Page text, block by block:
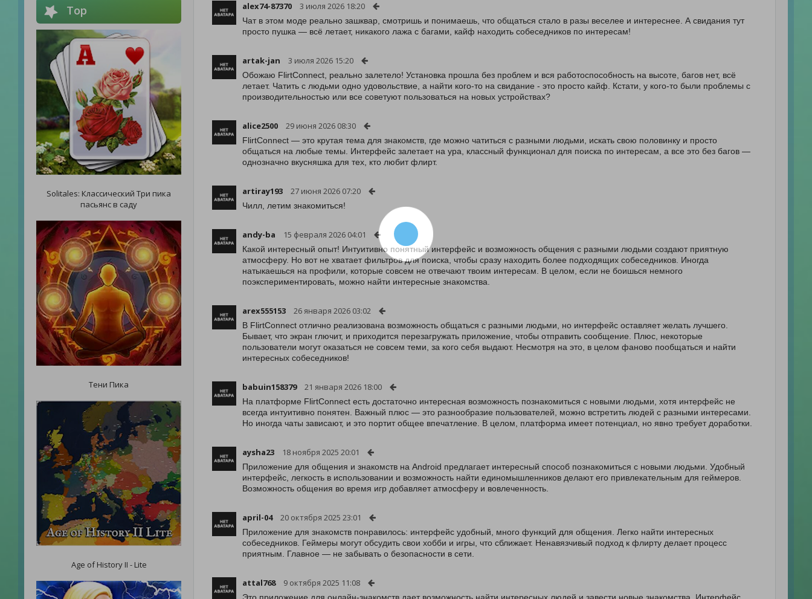
Top
Solitales: Классический Три пика
пасьянс в саду
Тени Пика
Age of History II - Lite
alex74-87370 3 июля 2026 18:20
Чат в этом моде реально зашквар, смотришь и понимаешь, что общаться стало в разы веселее и интереснее. А свидания тут
просто пушка — всё летает, никакого лажа с багами, кайф находить собеседников по интересам!
artak-jan 3 июля 2026 15:20
Обожаю FlirtConnect, реально залетело! Установка прошла без проблем и вся работоспособность на высоте, багов нет, всё
летает. Чатить с людьми одно удовольствие, а найти кого-то на свидание - это просто кайф. Кстати, у кого-то были проблемы с
производительностью или все советуют пользоваться на новых устройствах?
alice2500 29 июня 2026 08:30
FlirtConnect — это крутая тема для знакомств, где можно чатиться с разными людьми, искать свою половинку и просто
общаться на любые темы. Интерфейс залетает на ура, классный функционал для поиска по интересам, а все это без багов —
однозначно вкусняшка для тех, кто любит флирт.
artiray193 27 июня 2026 07:20
Чилл, летим знакомиться!
andy-ba 15 февраля 2026 04:01
Какой интересный опыт! Интуитивно понятный интерфейс и возможность общения с разными людьми создают приятную
атмосферу. Но вот не хватает фильтров для поиска, чтобы сразу находить более подходящих собеседников. Иногда
натыкаешься на профили, которые совсем не отвечают твоим интересам. В целом, если не боишься немного
поэкспериментировать, можно найти интересные знакомства.
arex555153 26 января 2026 03:02
В FlirtConnect отлично реализована возможность общаться с разными людьми, но интерфейс оставляет желать лучшего.
Бывает, что экран глючит, и приходится перезагружать приложение, чтобы отправить сообщение. Плюс, некоторые
пользователи могут оказаться не совсем теми, за кого себя выдают. Несмотря на это, в целом фаново пообщаться и найти
интересных собеседников!
babuin158379 21 января 2026 18:00
На платформе FlirtConnect есть достаточно интересная возможность познакомиться с новыми людьми, хотя интерфейс не
всегда интуитивно понятен. Важный плюс — это разнообразие пользователей, можно встретить людей с разными интересами.
Но иногда чаты зависают, и это портит общее впечатление. В целом, платформа имеет потенциал, но явно требует доработки.
aysha23 18 ноября 2025 20:01
Приложение для общения и знакомств на Android предлагает интересный способ познакомиться с новыми людьми. Удобный
интерфейс, легкость в использовании и возможность найти единомышленников делают его привлекательным для геймеров.
Возможность общения во время игр добавляет атмосферу и вовлеченность.
april-04 20 октября 2025 23:01
Приложение для знакомств понравилось: интерфейс удобный, много функций для общения. Легко найти интересных
собеседников. Геймеры могут обсудить свои хобби и игры, что сближает. Ненавязчивый подход к флирту делает процесс
приятным. Главное — не забывать о безопасности в сети.
attal768 9 октября 2025 11:08